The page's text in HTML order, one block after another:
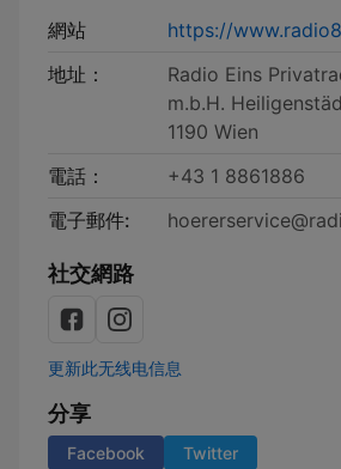
網站
https://
地址：
Radio Eins
m.b.H.
1190 Wien
電話：
+43 1 8861886
電子郵件:
社交網路
更新此无线电信息
分享
Facebook Twitter